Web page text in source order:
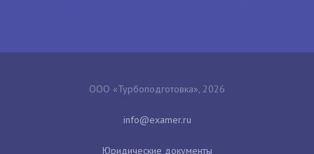
ООО «Турбоподготовка», 2026
Юридические документы